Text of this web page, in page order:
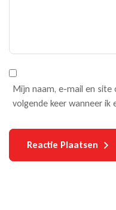
Mijn naam, e-mail en site
volgende keer wanneer ik
Reactie Plaatsen